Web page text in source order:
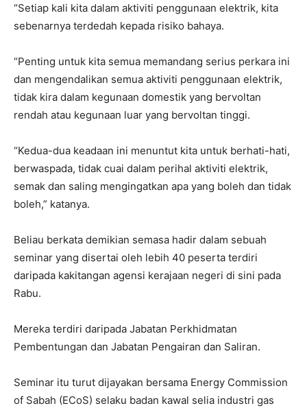
“Setiap kali kita dalam aktiviti penggunaan elektrik, kita
sebenarnya terdedah kepada risiko bahaya.
“Penting untuk kita semua memandang serius perkara ini
dan mengendalikan semua aktiviti penggunaan elektrik,
tidak kira dalam kegunaan domestik yang bervoltan
rendah atau kegunaan luar yang bervoltan tinggi.
“Kedua-dua keadaan ini menuntut kita untuk berhati-hati,
berwaspada, tidak cuai dalam perihal aktiviti elektrik,
semak dan saling mengingatkan apa yang boleh dan tidak
boleh,” katanya.
Beliau berkata demikian semasa hadir dalam sebuah
seminar yang disertai oleh lebih 40 peserta terdiri
daripada kakitangan agensi kerajaan negeri di sini pada
Rabu.
Mereka terdiri daripada Jabatan Perkhidmatan
Pembentungan dan Jabatan Pengairan dan Saliran.
Seminar itu turut dijayakan bersama Energy Commission
of Sabah (ECoS) selaku badan kawal selia industri gas